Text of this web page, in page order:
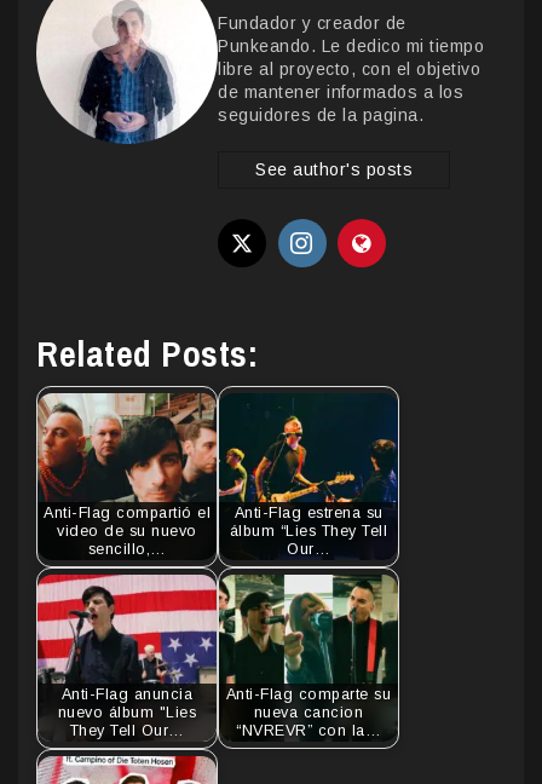
Fundador y creador de
Punkeando. Le dedico mi tiempo
libre al proyecto, con el objetivo
de mantener informados a los
seguidores de la pagina.
See author's posts
Related Posts:
Anti-Flag compartió el
video de su nuevo
sencillo,…
Anti-Flag estrena su
álbum “Lies They Tell
Our…
Anti-Flag anuncia
nuevo álbum "Lies
They Tell Our…
Anti-Flag comparte su
nueva cancion
“NVREVR” con la…